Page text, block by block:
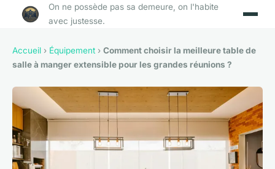
On ne possède pas sa demeure, on l'habite
avec justesse.
Accueil › Équipement › Comment choisir la meilleure table de
salle à manger extensible pour les grandes réunions ?